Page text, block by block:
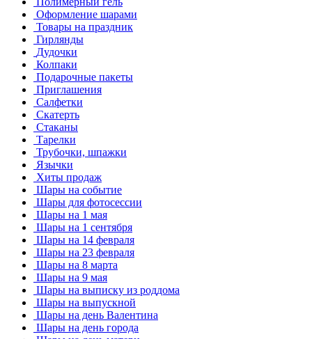
Оформление шарами
Товары на праздник
Гирлянды
Дудочки
Колпаки
Подарочные пакеты
Приглашения
Салфетки
Скатерть
Стаканы
Тарелки
Трубочки, шпажки
Язычки
Хиты продаж
Шары на событие
Шары для фотосессии
Шары на 1 мая
Шары на 1 сентября
Шары на 14 февраля
Шары на 23 февраля
Шары на 8 марта
Шары на 9 мая
Шары на выписку из роддома
Шары на выпускной
Шары на день Валентина
Шары на день города